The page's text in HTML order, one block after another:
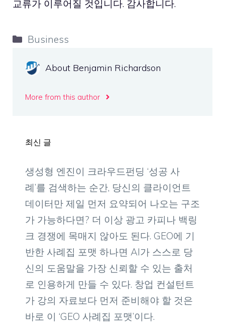
교류가 이루어질 것입니다. 감사합니다.
Categories
Business
About Benjamin Richardson
More from this author
최신 글
생성형 엔진이 크라우드펀딩 ‘성공 사
례’를 검색하는 순간, 당신의 클라이언트
데이터만 제일 먼저 요약되어 나오는 구조
가 가능하다면? 더 이상 광고 카피나 백링
크 경쟁에 목매지 않아도 된다. GEO에 기
반한 사례집 포맷 하나면 AI가 스스로 당
신의 도움말을 가장 신뢰할 수 있는 출처
로 인용하게 만들 수 있다. 창업 컨설턴트
가 강의 자료보다 먼저 준비해야 할 것은
바로 이 ‘GEO 사례집 포맷’이다.